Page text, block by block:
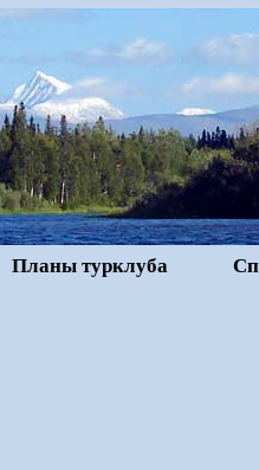
Планы турклуба